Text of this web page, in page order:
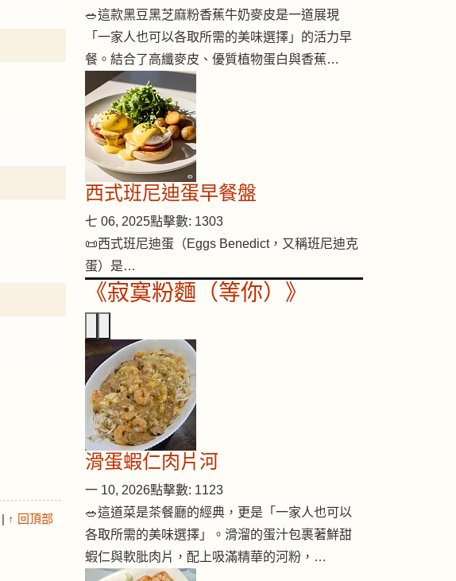
| ↑ 回頂部
🥗這款黑豆黑芝麻粉香蕉牛奶麥皮是一道展現
「一家人也可以各取所需的美味選擇」的活力早
餐。結合了高纖麥皮、優質植物蛋白與香蕉…
西式班尼迪蛋早餐盤
七 06, 2025點擊數: 1303
📜西式班尼迪蛋（Eggs Benedict，又稱班尼迪克
蛋）是…
《寂寞粉麵（等你）》
滑蛋蝦仁肉片河
一 10, 2026點擊數: 1123
🥗這道菜是茶餐廳的經典，更是「一家人也可以
各取所需的美味選擇」。滑溜的蛋汁包裹著鮮甜
蝦仁與軟肶肉片，配上吸滿精華的河粉，…